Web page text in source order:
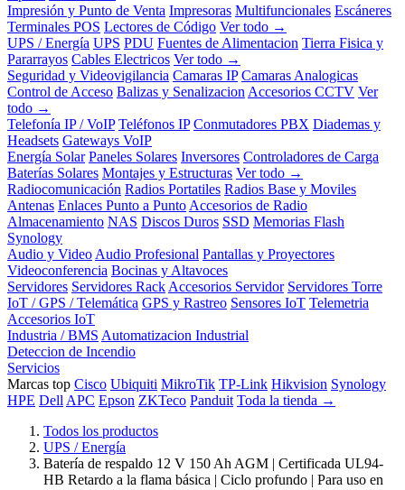
Impresión y Punto de Venta Impresoras Multifuncionales Escáneres
Terminales POS Lectores de Código Ver todo →
UPS / Energía UPS PDU Fuentes de Alimentacion Tierra Fisica y
Pararrayos Cables Electricos Ver todo →
Seguridad y Videovigilancia Camaras IP Camaras Analogicas
Control de Acceso Balizas y Senalizacion Accesorios CCTV Ver
todo →
Telefonía IP / VoIP Teléfonos IP Conmutadores PBX Diademas y
Headsets Gateways VoIP
Energía Solar Paneles Solares Inversores Controladores de Carga
Baterías Solares Montajes y Estructuras Ver todo →
Radiocomunicación Radios Portatiles Radios Base y Moviles
Antenas Enlaces Punto a Punto Accesorios de Radio
Almacenamiento NAS Discos Duros SSD Memorias Flash
Synology
Audio y Video Audio Profesional Pantallas y Proyectores
Videoconferencia Bocinas y Altavoces
Servidores Servidores Rack Accesorios Servidor Servidores Torre
IoT / GPS / Telemática GPS y Rastreo Sensores IoT Telemetria
Accesorios IoT
Industria / BMS Automatizacion Industrial
Deteccion de Incendio
Servicios
Marcas top Cisco Ubiquiti MikroTik TP-Link Hikvision Synology
HPE Dell APC Epson ZKTeco Panduit Toda la tienda →
Todos los productos
UPS / Energía
Batería de respaldo 12 V 150 Ah AGM | Certificada UL94-
HB Retardo a la flama básica | Ciclo profundo | Para uso en